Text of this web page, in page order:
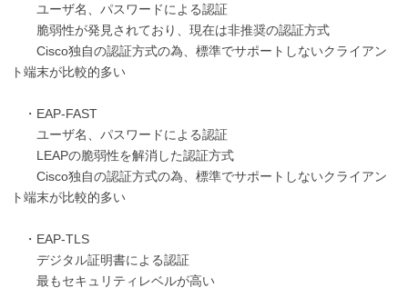
ユーザ名、パスワードによる認証
脆弱性が発見されており、現在は非推奨の認証方式
Cisco独自の認証方式の為、標準でサポートしないクライアン
ト端末が比較的多い
・EAP-FAST
ユーザ名、パスワードによる認証
LEAPの脆弱性を解消した認証方式
Cisco独自の認証方式の為、標準でサポートしないクライアン
ト端末が比較的多い
・EAP-TLS
デジタル証明書による認証
最もセキュリティレベルが高い